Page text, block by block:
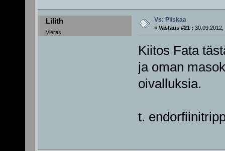
Lilith
Vieras
Vs: Piiskaa
« Vastaus #21 : 30.09.2012,
Kiitos Fata
ja oman
oivalluksia.
t.